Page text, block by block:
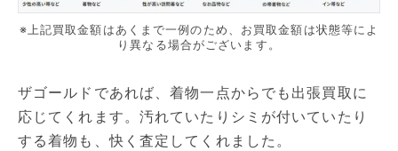
※上記買取金額はあくまで一例のため、お買取金額は状態等によ
り異なる場合がございます。
ザゴールドであれば、着物一点からでも出張買取に
応じてくれます。汚れていたりシミが付いていたり
する着物も、快く査定してくれました。